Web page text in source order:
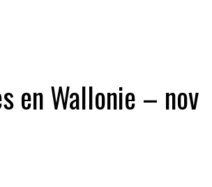
en Wallonie – nov